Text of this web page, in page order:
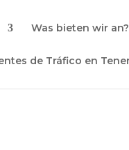
Was bieten wir an?